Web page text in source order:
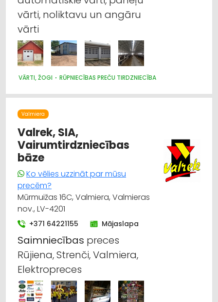
vārti, noliktavu un angāru
vārti
VĀRTI, ŽOGI RŪPNIECĪBAS PREČU TIRDZNIECĪBA
Valmiera
Valrek, SIA,
Vairumtirdzniecības
bāze
Ko vēlies uzzināt par mūsu
precēm?
Mūrmuižas 16C, Valmiera, Valmieras
nov., LV-4201
+371 64221155 Mājaslapa
Saimniecības preces
Rūjiena, Strenči, Valmiera,
Elektropreces